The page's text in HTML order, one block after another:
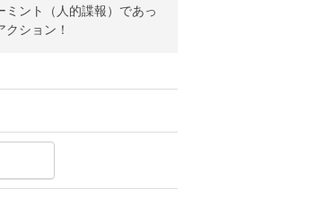
ント（人的諜報）であっ
ション！